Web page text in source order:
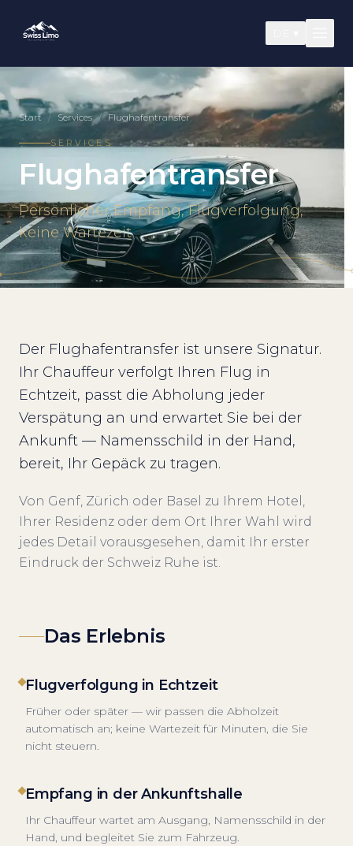
Start / Services / Flughafentransfer
SERVICES
Flughafentransfer
Persönlicher Empfang, Flugverfolgung,
keine Wartezeit
Der Flughafentransfer ist unsere Signatur.
Ihr Chauffeur verfolgt Ihren Flug in
Echtzeit, passt die Abholung jeder
Verspätung an und erwartet Sie bei der
Ankunft — Namensschild in der Hand,
bereit, Ihr Gepäck zu tragen.
Von Genf, Zürich oder Basel zu Ihrem Hotel,
Ihrer Residenz oder dem Ort Ihrer Wahl wird
jedes Detail vorausgesehen, damit Ihr erster
Eindruck der Schweiz Ruhe ist.
Das Erlebnis
Flugverfolgung in Echtzeit
Früher oder später — wir passen die Abholzeit
automatisch an; keine Wartezeit für Minuten, die Sie
nicht steuern.
Empfang in der Ankunftshalle
Ihr Chauffeur wartet am Ausgang, Namensschild in der
Hand, und begleitet Sie zum Fahrzeug.